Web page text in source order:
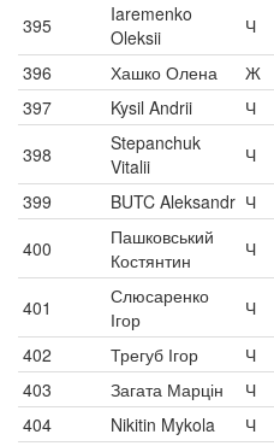
395
Iaremenko
Oleksii
Ч
396
Хашко Олена Ж
397
Kysil Andrii Ч
398
Stepanchuk
Vitalii
Ч
399
BUTC Aleksandr Ч
400
Пашковський
Костянтин
Ч
401
Слюсаренко
Ігор
Ч
402
Трегуб Ігор Ч
403
Загата Марцін Ч
404
Nikitin Mykola Ч